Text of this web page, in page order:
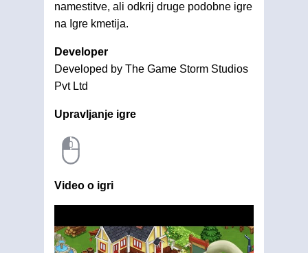
namestitve, ali odkrij druge podobne igre
na Igre kmetija.
Developer
Developed by The Game Storm Studios
Pvt Ltd
Upravljanje igre
Video o igri